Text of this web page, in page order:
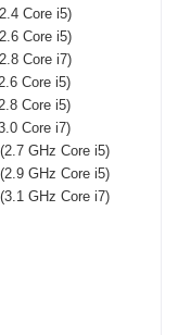
Core i5)
Core i5)
Core i7)
Core i5)
Core i5)
Core i7)
GHz Core i5)
GHz Core i5)
GHz Core i7)